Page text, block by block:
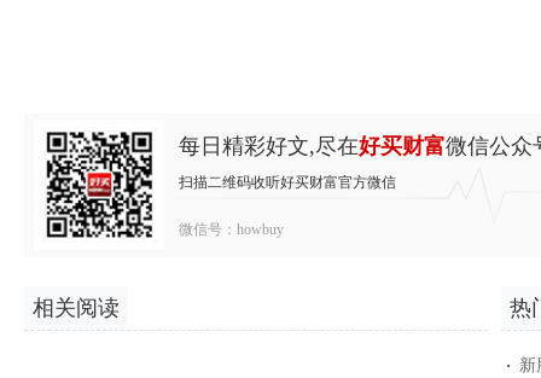
每日精彩好文,尽在好买财富微信公众
扫描二维码收听好买财富官方微信
微信号：howbuy
相关阅读 热
新